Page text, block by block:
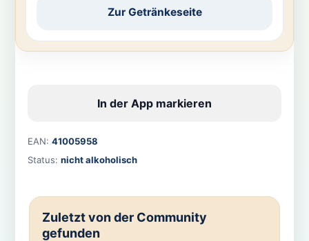
Zur Getränkeseite
In der App markieren
EAN: 41005958
Status: nicht alkoholisch
Zuletzt von der Community
gefunden